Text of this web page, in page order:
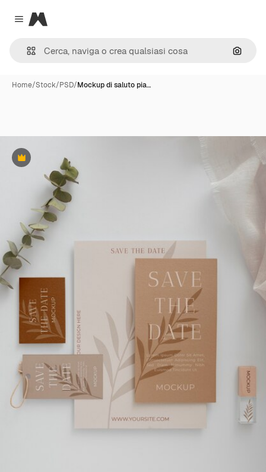
Close menu
Magnific
Cerca
Home/Stock/PSD/Mockup di saluto pia…
Premium